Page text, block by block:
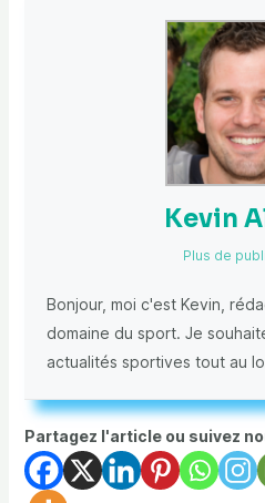
Kevin
Plus de
Bonjour, moi c'est Kevin,
domaine du sport. Je
actualités sportives tout au
Partagez l'article ou suivez